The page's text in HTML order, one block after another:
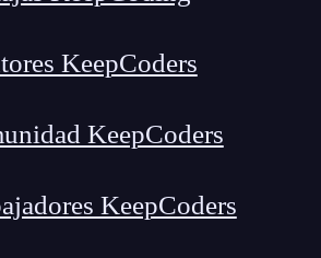
KeepCoders
KeepCoders
KeepCoders